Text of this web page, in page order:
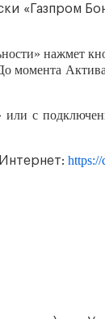
«Газпром
нажмет
момента
или с